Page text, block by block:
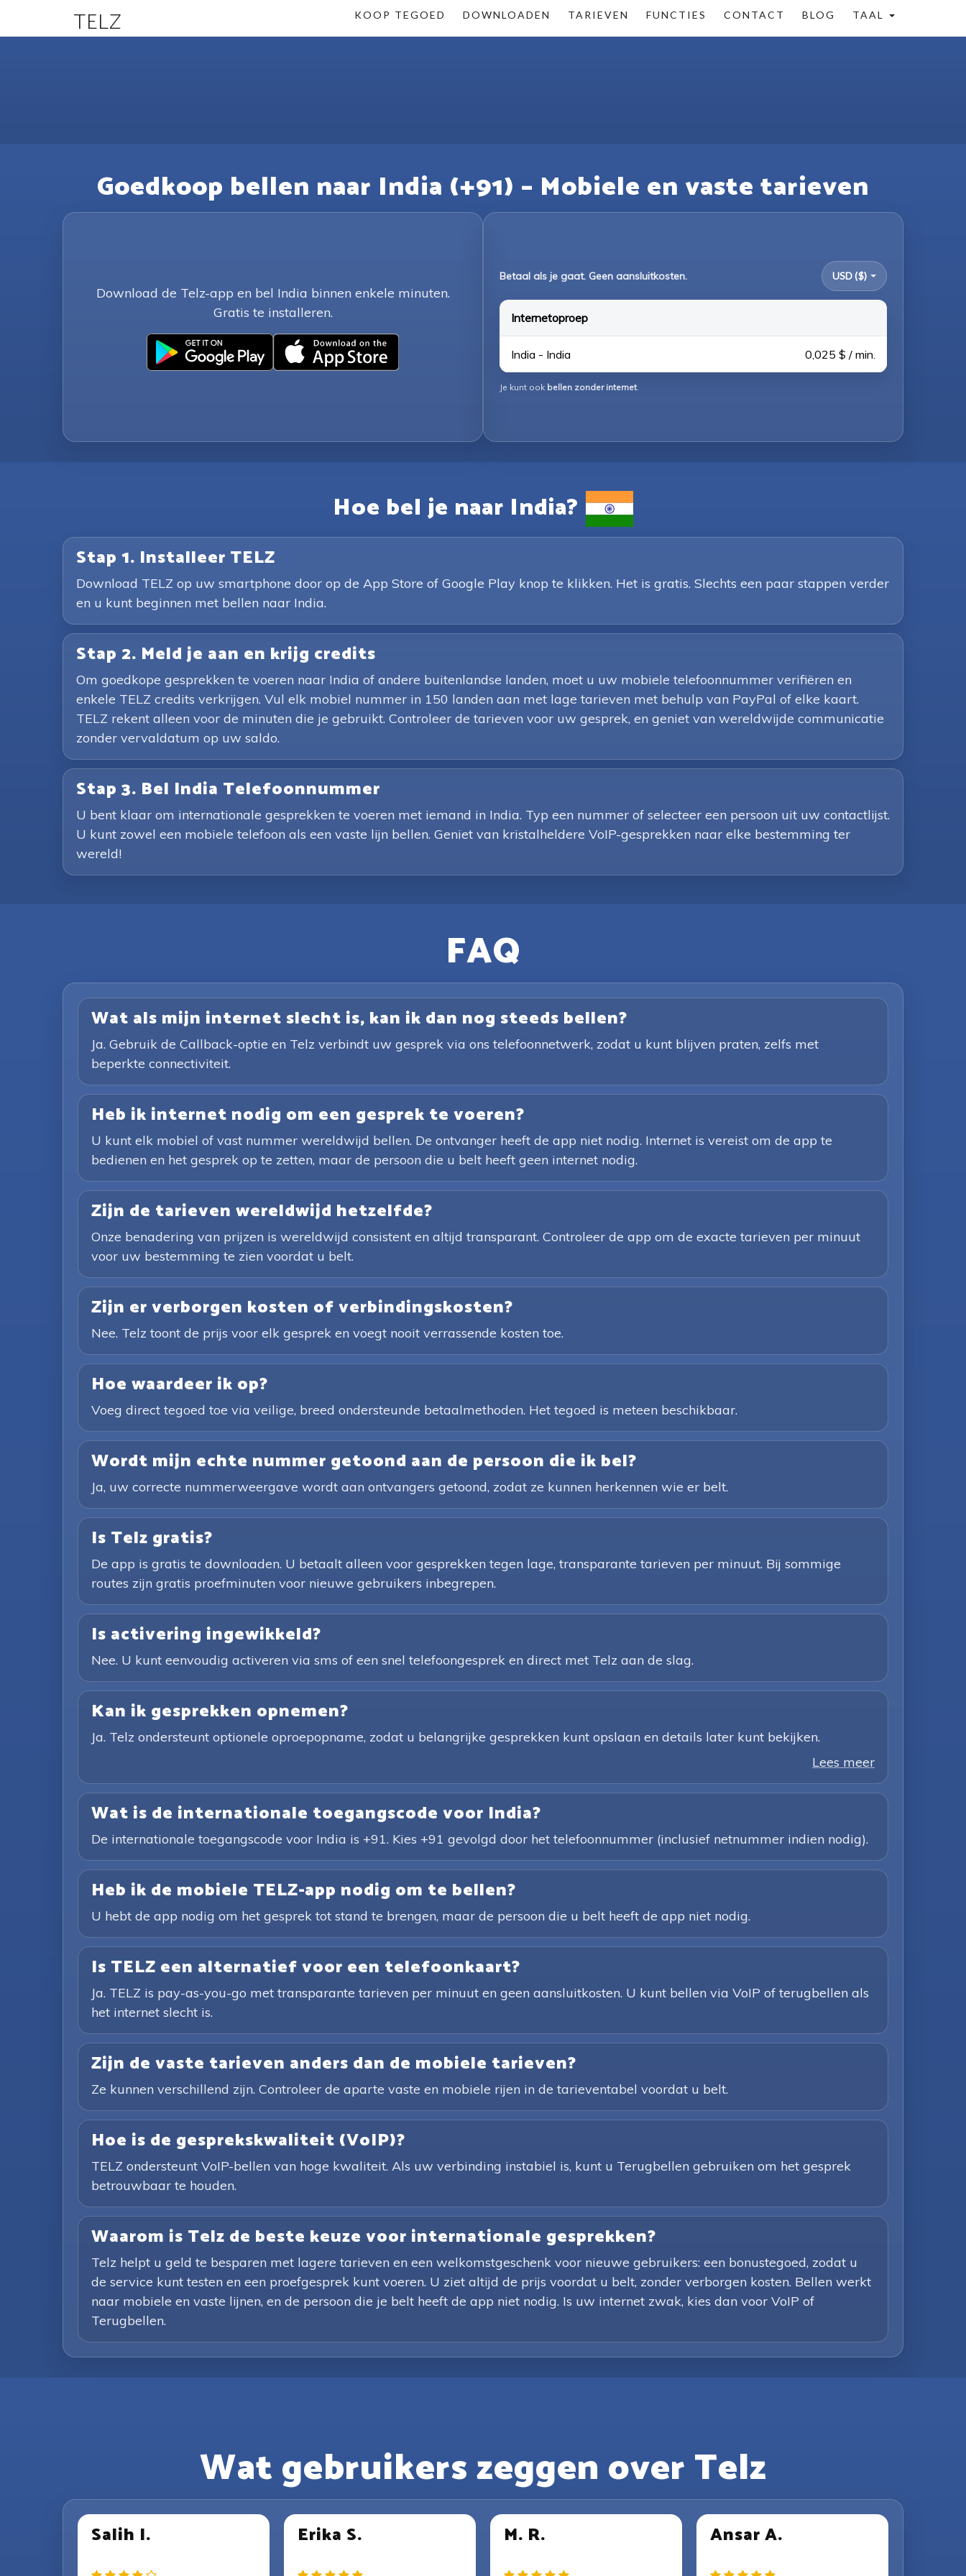
TELZ KOOP TEGOED DOWNLOADEN TARIEVEN FUNCTIES CONTACT BLOG TAAL
Goedkoop bellen naar India (+91) – Mobiele en vaste tarieven
Download de Telz-app en bel India binnen enkele minuten.
Gratis te installeren.
Betaal als je gaat. Geen aansluitkosten. USD ($)
Internetoproep
India - India 0,025 $ / min.
Je kunt ook bellen zonder internet
Hoe bel je naar India?
Stap 1. Installeer TELZ
Download TELZ op uw smartphone door op de App Store of Google Play knop te klikken. Het is gratis. Slechts een paar stappen verder
en u kunt beginnen met bellen naar India.
Stap 2. Meld je aan en krijg credits
Om goedkope gesprekken te voeren naar India of andere buitenlandse landen, moet u uw mobiele telefoonnummer verifiëren en
enkele TELZ credits verkrijgen. Vul elk mobiel nummer in 150 landen aan met lage tarieven met behulp van PayPal of elke kaart.
TELZ rekent alleen voor de minuten die je gebruikt. Controleer de tarieven voor uw gesprek, en geniet van wereldwijde communicatie
zonder vervaldatum op uw saldo.
Stap 3. Bel India Telefoonnummer
U bent klaar om internationale gesprekken te voeren met iemand in India. Typ een nummer of selecteer een persoon uit uw contactlijst.
U kunt zowel een mobiele telefoon als een vaste lijn bellen. Geniet van kristalheldere VoIP-gesprekken naar elke bestemming ter
wereld!
FAQ
Wat als mijn internet slecht is, kan ik dan nog steeds bellen?
Ja. Gebruik de Callback-optie en Telz verbindt uw gesprek via ons telefoonnetwerk, zodat u kunt blijven praten, zelfs met
beperkte connectiviteit.
Heb ik internet nodig om een gesprek te voeren?
U kunt elk mobiel of vast nummer wereldwijd bellen. De ontvanger heeft de app niet nodig. Internet is vereist om de app te
bedienen en het gesprek op te zetten, maar de persoon die u belt heeft geen internet nodig.
Zijn de tarieven wereldwijd hetzelfde?
Onze benadering van prijzen is wereldwijd consistent en altijd transparant. Controleer de app om de exacte tarieven per minuut
voor uw bestemming te zien voordat u belt.
Zijn er verborgen kosten of verbindingskosten?
Nee. Telz toont de prijs voor elk gesprek en voegt nooit verrassende kosten toe.
Hoe waardeer ik op?
Voeg direct tegoed toe via veilige, breed ondersteunde betaalmethoden. Het tegoed is meteen beschikbaar.
Wordt mijn echte nummer getoond aan de persoon die ik bel?
Ja, uw correcte nummerweergave wordt aan ontvangers getoond, zodat ze kunnen herkennen wie er belt.
Is Telz gratis?
De app is gratis te downloaden. U betaalt alleen voor gesprekken tegen lage, transparante tarieven per minuut. Bij sommige
routes zijn gratis proefminuten voor nieuwe gebruikers inbegrepen.
Is activering ingewikkeld?
Nee. U kunt eenvoudig activeren via sms of een snel telefoongesprek en direct met Telz aan de slag.
Kan ik gesprekken opnemen?
Ja. Telz ondersteunt optionele oproepopname, zodat u belangrijke gesprekken kunt opslaan en details later kunt bekijken.
Lees meer
Wat is de internationale toegangscode voor India?
De internationale toegangscode voor India is +91. Kies +91 gevolgd door het telefoonnummer (inclusief netnummer indien nodig).
Heb ik de mobiele TELZ-app nodig om te bellen?
U hebt de app nodig om het gesprek tot stand te brengen, maar de persoon die u belt heeft de app niet nodig.
Is TELZ een alternatief voor een telefoonkaart?
Ja. TELZ is pay-as-you-go met transparante tarieven per minuut en geen aansluitkosten. U kunt bellen via VoIP of terugbellen als
het internet slecht is.
Zijn de vaste tarieven anders dan de mobiele tarieven?
Ze kunnen verschillend zijn. Controleer de aparte vaste en mobiele rijen in de tarieventabel voordat u belt.
Hoe is de gesprekskwaliteit (VoIP)?
TELZ ondersteunt VoIP-bellen van hoge kwaliteit. Als uw verbinding instabiel is, kunt u Terugbellen gebruiken om het gesprek
betrouwbaar te houden.
Waarom is Telz de beste keuze voor internationale gesprekken?
Telz helpt u geld te besparen met lagere tarieven en een welkomstgeschenk voor nieuwe gebruikers: een bonustegoed, zodat u
de service kunt testen en een proefgesprek kunt voeren. U ziet altijd de prijs voordat u belt, zonder verborgen kosten. Bellen werkt
naar mobiele en vaste lijnen, en de persoon die je belt heeft de app niet nodig. Is uw internet zwak, kies dan voor VoIP of
Terugbellen.
Wat gebruikers zeggen over Telz
Salih I. Erika S. M. R. Ansar A.